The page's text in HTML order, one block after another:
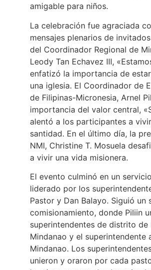
amigable para niños.
La celebración fue agraciada
mensajes plenarios de
del Coordinador Regional de
Leody Tan Echavez III,
enfatizó la importancia de
una iglesia. El Coordinador de
de Filipinas-Micronesia, Arnel
importancia del valor central,
alentó a los participantes a
santidad. En el último día, la
NMI, Christine T. Mosuela
a vivir una vida misionera.
El evento culminó en un
liderado por los
Pastor y Dan Balayo. Siguió un
comisionamiento, donde Piliin
superintendentes de distrito de
Mindanao y el superintendente
Mindanao. Los
unieron y oraron por cada